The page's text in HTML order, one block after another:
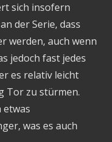
sich insofern
der Serie, dass
werden, auch wenn
jedoch fast jedes
es relativ leicht
Tor zu stürmen.
etwas
was es auch